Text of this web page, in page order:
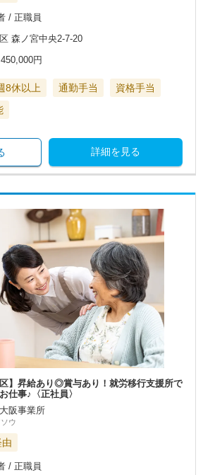
/ 正職員
森ノ宮中央2-7-20
450,000円
8休以上 通勤手当
資格手当
詳細を見る
区】昇給あり◎賞与あり！就労移行支援所で
仕事♪〈正社員〉
阪事業所
ウ
/ 正職員